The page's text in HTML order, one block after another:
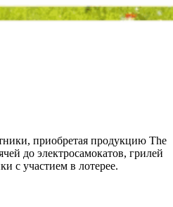
приобретая продукцию The
до электросамокатов, грилей
с участием в лотерее.